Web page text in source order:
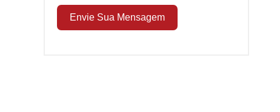
Envie Sua Mensagem